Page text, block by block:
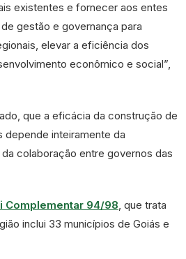
existentes e fornecer aos entes
gestão e governança para
elevar a eficiência dos
econômico e social”,
que a eficácia da construção de
inteiramente da
colaboração entre governos das
Complementar 94/98, que trata
inclui 33 municípios de Goiás e